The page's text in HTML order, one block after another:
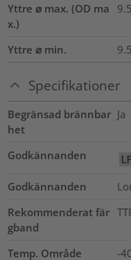
Yttre ⌀ max. (OD ma
x.)
9.5
Yttre ⌀ min. 9.5
Specifikationer
Begränsad brännbar
het
Ja
Godkännanden
Godkännanden
Rekommenderat fär
gband
Temp. Område -